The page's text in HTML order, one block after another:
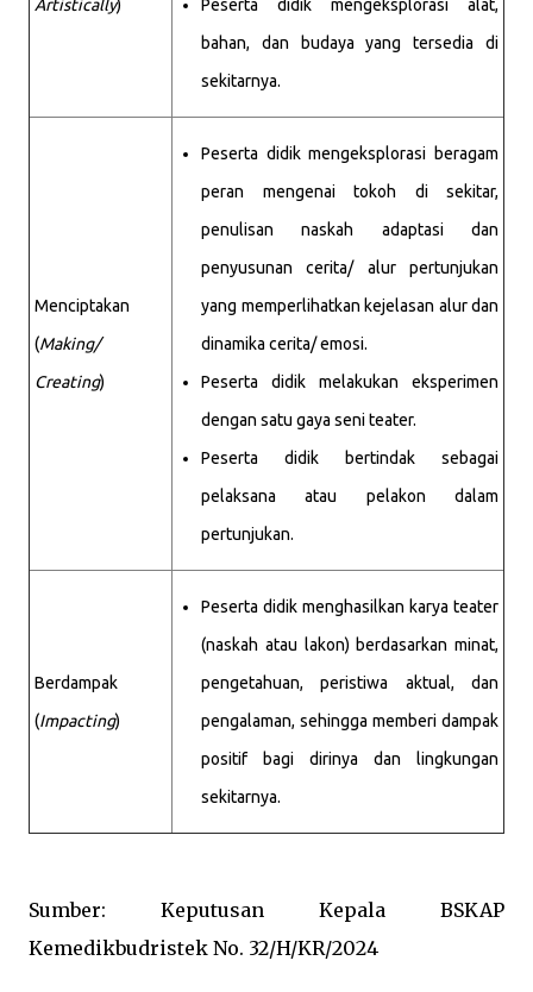
Artistically)
Peserta didik mengeksplorasi alat,
bahan, dan budaya yang tersedia di
sekitarnya.
Menciptakan
(Making/
Creating)
Peserta didik mengeksplorasi beragam
peran mengenai tokoh di sekitar,
penulisan naskah adaptasi dan
penyusunan cerita/ alur pertunjukan
yang memperlihatkan kejelasan alur dan
dinamika cerita/ emosi.
Peserta didik melakukan eksperimen
dengan satu gaya seni teater.
Peserta didik bertindak sebagai
pelaksana atau pelakon dalam
pertunjukan.
Berdampak
(Impacting)
Peserta didik menghasilkan karya teater
(naskah atau lakon) berdasarkan minat,
pengetahuan, peristiwa aktual, dan
pengalaman, sehingga memberi dampak
positif bagi dirinya dan lingkungan
sekitarnya.
Sumber: Keputusan Kepala BSKAP
Kemedikbudristek No. 32/H/KR/2024